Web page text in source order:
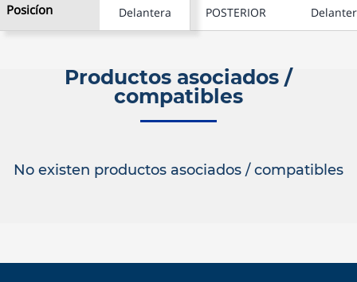
Posicíon Delantera POSTERIOR
Posicíon Delantera
Productos asociados /
compatibles
No existen productos asociados / compatibles